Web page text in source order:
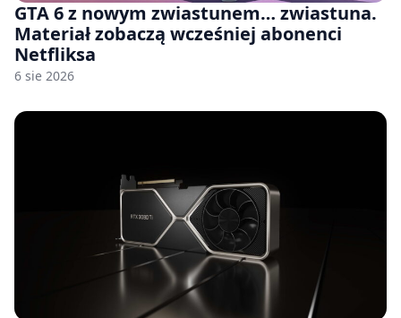
GTA 6 z nowym zwiastunem… zwiastuna.
Materiał zobaczą wcześniej abonenci
Netfliksa
6 sie 2026